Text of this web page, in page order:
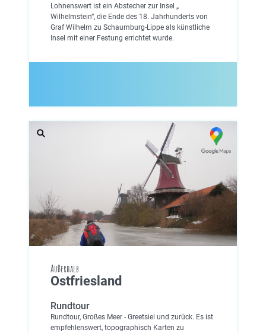
Lohnenswert ist ein Abstecher zur Insel „
Wilhelmstein“, die Ende des 18. Jahrhunderts von
Graf Wilhelm zu Schaumburg-Lippe als künstliche
Insel mit einer Festung errichtet wurde.
Außerhalb
Ostfriesland
Rundtour
Rundtour, Großes Meer - Greetsiel und zurück. Es ist
empfehlenswert, topographisch Karten zu